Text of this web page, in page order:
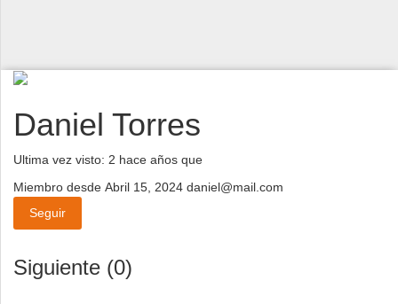
Contacto
Edición Impresa
Daniel Torres
Ultima vez visto: 2 hace años que
Miembro desde Abril 15, 2024 daniel@mail.com
Seguir
Siguiente (0)